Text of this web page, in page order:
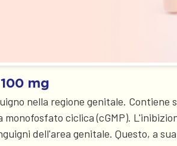
mg
nella regione genitale.
ciclica (cGMP).
dell'area genitale. Questo, a